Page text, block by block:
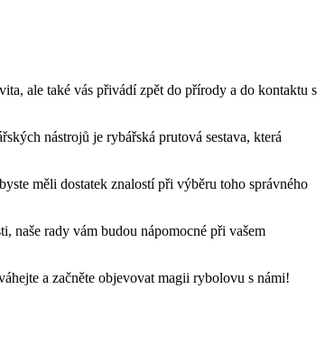
‌ale také vás přivádí⁤ zpět do přírody a do kontaktu s
nástrojů je​ rybářská prutová sestava, která
měli dostatek znalostí‍ při výběru toho správného
naše rady vám budou nápomocné při vašem
a začněte objevovat magii rybolovu s námi!